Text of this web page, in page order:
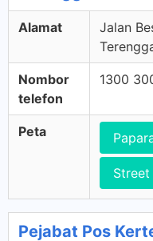
Alamat
Jalan
Nombor
telefon
1300
Peta
Pejabat Pos